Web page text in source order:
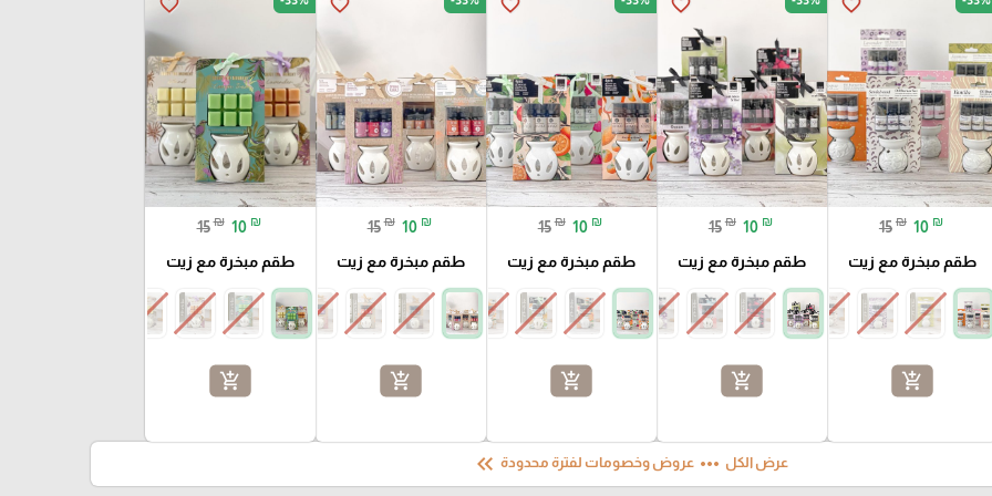
15 ₪ 10 ₪
طقم مبخرة مع زيت
add_shopping_cart
15 ₪ 10 ₪
طقم مبخرة مع زيت
add_shopping_cart
15 ₪ 10 ₪
طقم مبخرة مع زيت
add_shopping_cart
15 ₪ 10 ₪
طقم مبخرة مع زيت
add_shopping_cart
15 ₪ 10 ₪
طقم مبخرة مع زيت
add_shopping_cart
عرض الكل more_horiz عروض وخصومات لفترة محدودة keyboard_double_arrow_left